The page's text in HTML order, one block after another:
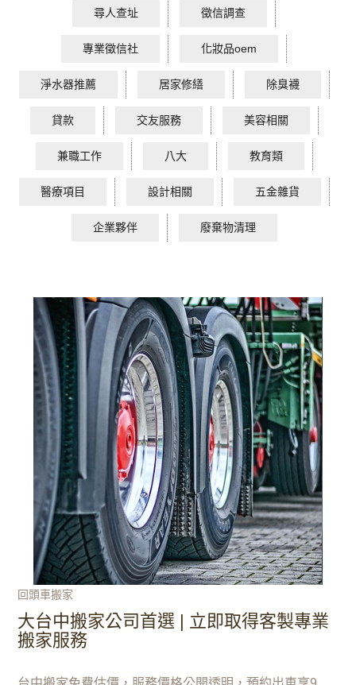
尋人查址 徵信調查
專業徵信社 化妝品oem
淨水器推薦 居家修繕 除臭襪
貸款 交友服務 美容相關
兼職工作 八大 教育類
醫療項目 設計相關 五金雜貨
企業夥伴 廢棄物清理
回頭車搬家
大台中搬家公司首選 | 立即取得客製專業
搬家服務‎